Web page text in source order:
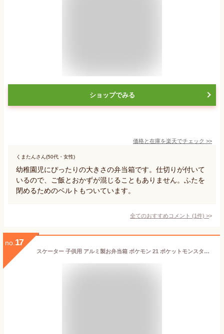
ショップでみる
価格と在庫を楽天でチェック >>
くまたんさん(50代・女性)
幼稚園児にぴったりの大きさの弁当箱です。仕切りが付いて
いるので、ご飯とおかずが混じることもありません。ふたを
閉めるためのベルトもついています。
全てのおすすめコメント (1件) >
no. 17
スケーター 子供用 アルミ製お弁当箱 ポケモン 21 ポケットモンスター 日本製 370ml ALB5NV-A